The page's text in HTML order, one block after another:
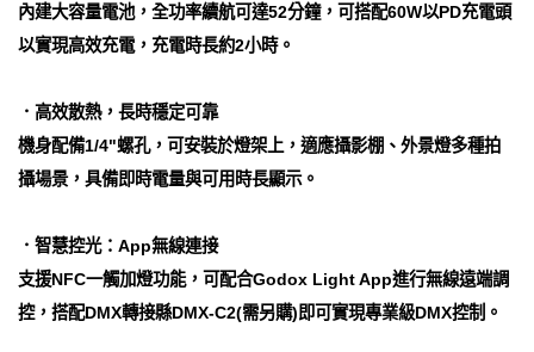
內建大容量電池，全功率續航可達52分鐘，可搭配60W以PD充電頭
以實現高效充電，充電時長約2小時。
．高效散熱，長時穩定可靠
機身配備1/4"螺孔，可安裝於燈架上，適應攝影棚、外景燈多種拍
攝場景，具備即時電量與可用時長顯示。
．智慧控光：App無線連接
支援NFC一觸加燈功能，可配合Godox Light App進行無線遠端調
控，搭配DMX轉接縣DMX-C2(需另購)即可實現專業級DMX控制。